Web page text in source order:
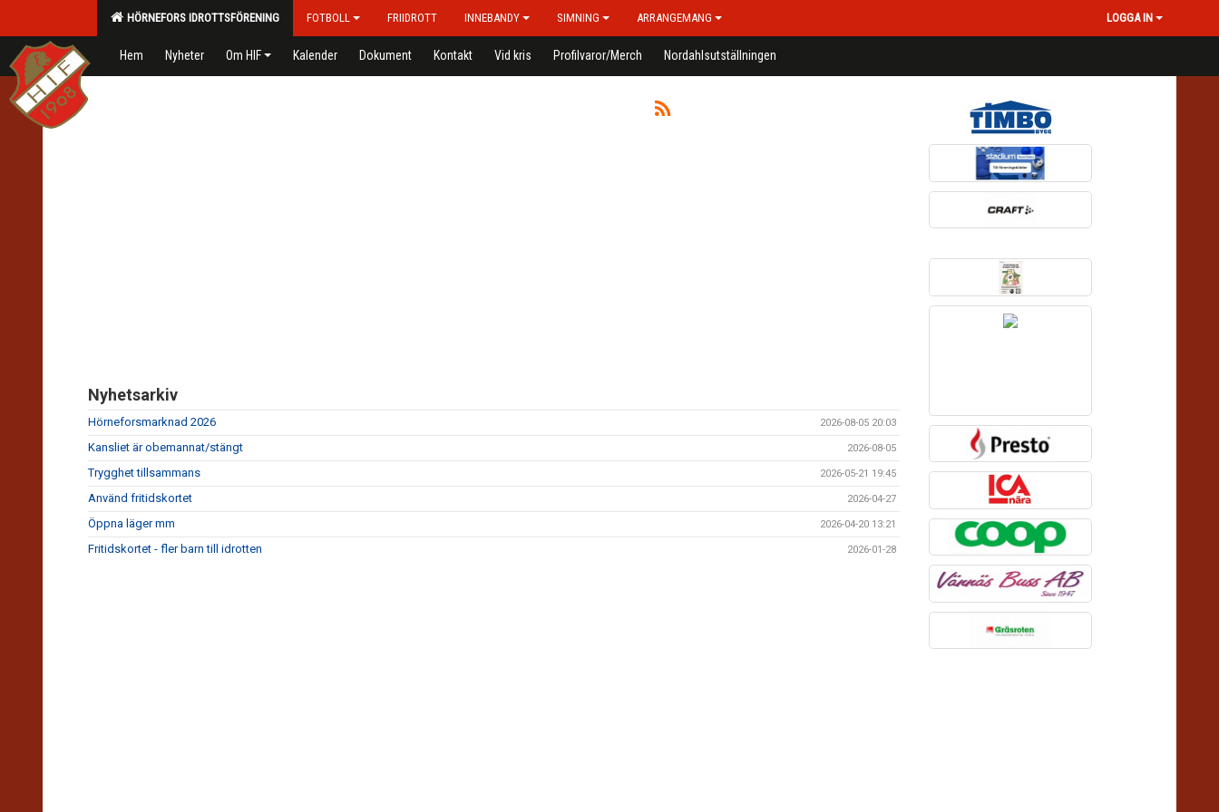
HÖRNEFORS IDROTTSFÖRENING FOTBOLL FRIIDROTT INNEBANDY SIMNING ARRANGEMANG LOGGA IN
Hem Nyheter Om HIF Kalender Dokument Kontakt Vid kris Profilvaror/Merch Nordahlsutställningen
Nyhetsarkiv
Hörneforsmarknad 2026 2026-08-05 20:03
Kansliet är obemannat/stängt 2026-08-05
Trygghet tillsammans 2026-05-21 19:45
Använd fritidskortet 2026-04-27
Öppna läger mm 2026-04-20 13:21
Fritidskortet - fler barn till idrotten 2026-01-28